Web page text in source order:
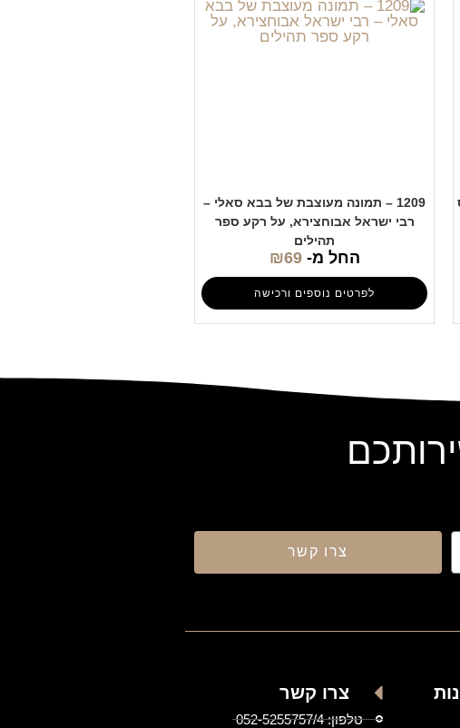
1209 – תמונה מעוצבת של בבא סאלי –
רבי ישראל אבוחצירא, על רקע ספר
תהילים
החל מ- ₪69
לפרטים נוספים ורכישה
צרו קשר
צרו קשר
טלפון: 052-5255757/4